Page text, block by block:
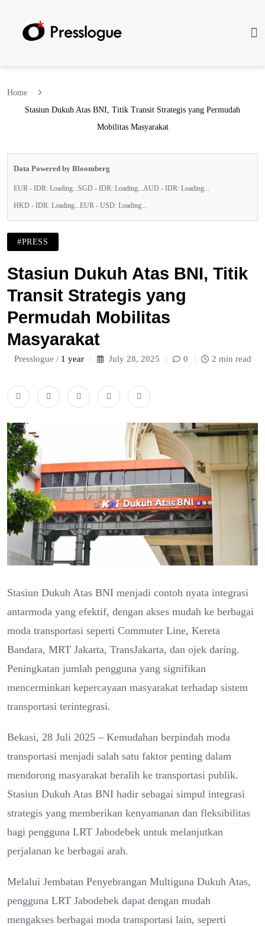
Home
Stasiun Dukuh Atas BNI, Titik Transit Strategis yang Permudah
Mobilitas Masyarakat
Data Powered by Bloomberg
EUR - IDR: Loading... SGD - IDR: Loading... AUD - IDR: Loading...
HKD - IDR: Loading... EUR - USD: Loading...
#PRESS
Stasiun Dukuh Atas BNI, Titik
Transit Strategis yang
Permudah Mobilitas
Masyarakat
Presslogue / 1 year July 28, 2025 0 2 min read
Stasiun Dukuh Atas BNI menjadi contoh nyata integrasi
antarmoda yang efektif, dengan akses mudah ke berbagai
moda transportasi seperti Commuter Line, Kereta
Bandara, MRT Jakarta, TransJakarta, dan ojek daring.
Peningkatan jumlah pengguna yang signifikan
mencerminkan kepercayaan masyarakat terhadap sistem
transportasi terintegrasi.
Bekasi, 28 Juli 2025 – Kemudahan berpindah moda
transportasi menjadi salah satu faktor penting dalam
mendorong masyarakat beralih ke transportasi publik.
Stasiun Dukuh Atas BNI hadir sebagai simpul integrasi
strategis yang memberikan kenyamanan dan fleksibilitas
bagi pengguna LRT Jabodebek untuk melanjutkan
perjalanan ke berbagai arah.
Melalui Jembatan Penyebrangan Multiguna Dukuh Atas,
pengguna LRT Jabodebek dapat dengan mudah
mengakses berbagai moda transportasi lain, seperti